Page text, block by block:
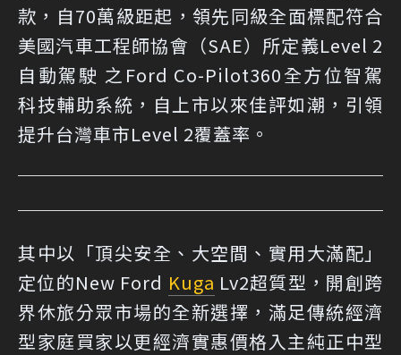
款，自70萬級距起，領先同級全面標配符合
美國汽車工程師協會（SAE）所定義Level 2
自動駕駛 之Ford Co-Pilot360全方位智駕
科技輔助系統，自上市以來佳評如潮，引領
提升台灣車市Level 2覆蓋率。
其中以「頂尖安全、大空間、實用大滿配」
定位的New Ford Kuga Lv2超質型，開創跨
界休旅分眾市場的全新選擇，滿足傳統經濟
型家庭買家以更經濟實惠價格入主純正中型